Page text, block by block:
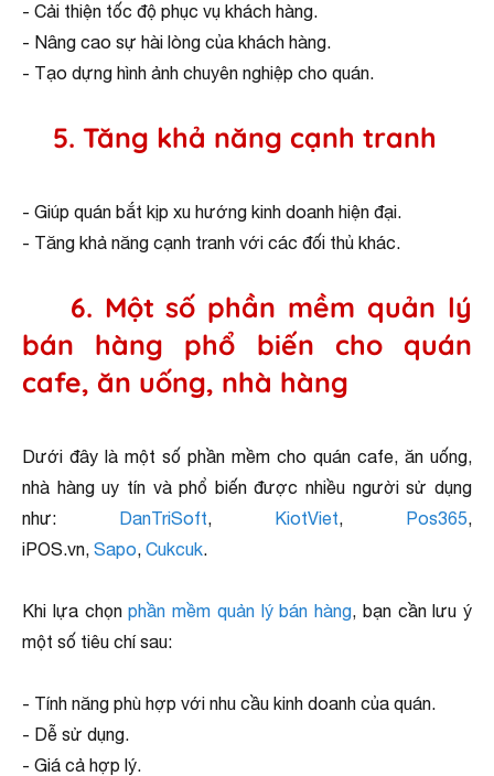
- Cải thiện tốc độ phục vụ khách hàng.
- Nâng cao sự hài lòng của khách hàng.
- Tạo dựng hình ảnh chuyên nghiệp cho quán.
5. Tăng khả năng cạnh tranh
- Giúp quán bắt kịp xu hướng kinh doanh hiện đại.
- Tăng khả năng cạnh tranh với các đối thủ khác.
6. Một số phần mềm quản lý
bán hàng phổ biến cho quán
cafe, ăn uống, nhà hàng
Dưới đây là một số phần mềm cho quán cafe, ăn uống,
nhà hàng uy tín và phổ biến được nhiều người sử dụng
như: DanTriSoft, KiotViet, Pos365,
iPOS.vn, Sapo, Cukcuk.
Khi lựa chọnphần mềm quản lý bán hàng, bạn cần lưu ý
một số tiêu chí sau:
- Tính năng phù hợp với nhu cầu kinh doanh của quán.
- Dễ sử dụng.
- Giá cả hợp lý.